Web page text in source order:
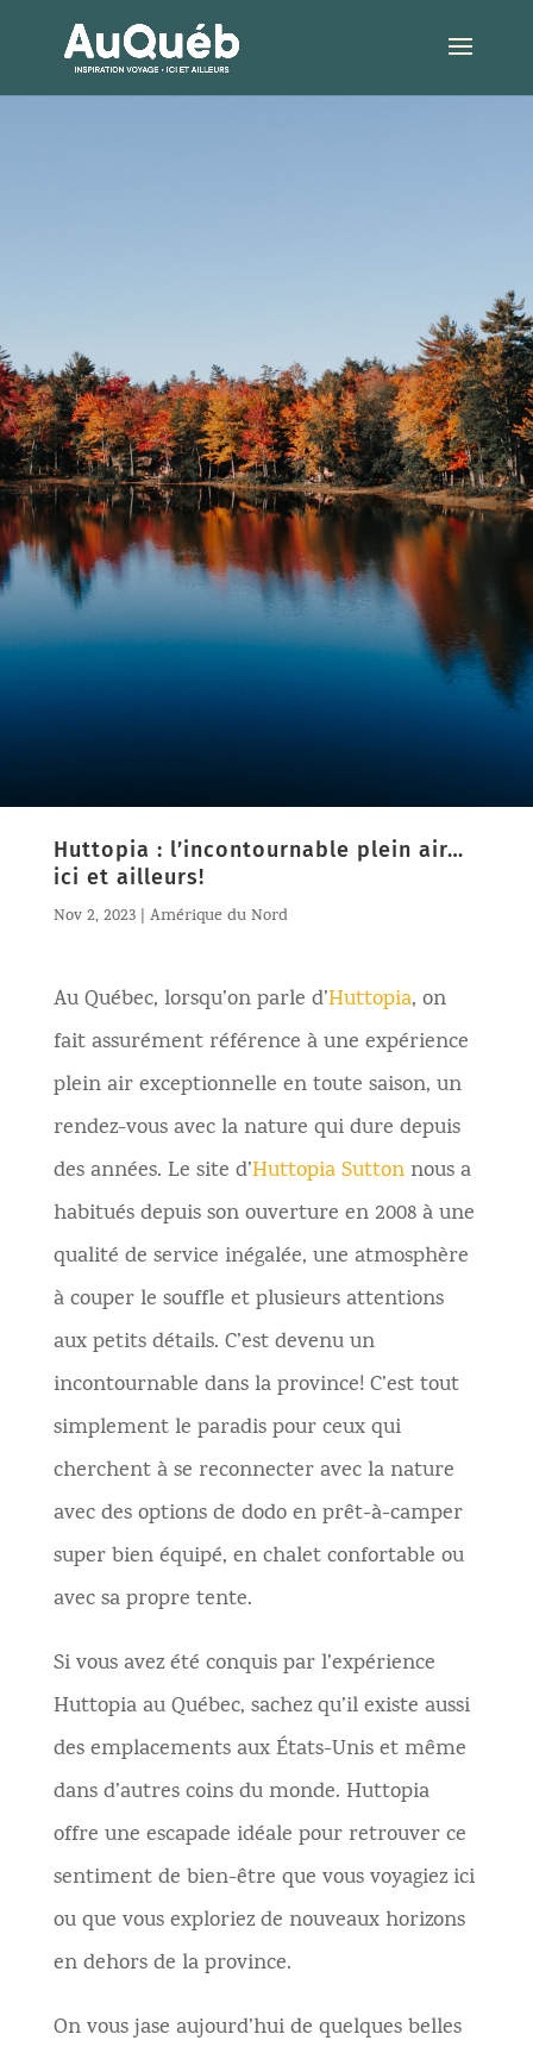
Huttopia : l’incontournable plein air…
ici et ailleurs!
Nov 2, 2023| Amérique du Nord
Au Québec, lorsqu’on parle d’Huttopia, on
fait assurément référence à une expérience
plein air exceptionnelle en toute saison, un
rendez-vous avec la nature qui dure depuis
des années. Le site d’Huttopia Suttonnous a
habitués depuis son ouverture en 2008 à une
qualité de service inégalée, une atmosphère
à couper le souffle et plusieurs attentions
aux petits détails. C’est devenu un
incontournable dans la province! C’est tout
simplement le paradis pour ceux qui
cherchent à se reconnecter avec la nature
avec des options de dodo en prêt-à-camper
super bien équipé, en chalet confortable ou
avec sa propre tente.
Si vous avez été conquis par l’expérience
Huttopia au Québec, sachez qu’il existe aussi
des emplacements aux États-Unis et même
dans d’autres coins du monde. Huttopia
offre une escapade idéale pour retrouver ce
sentiment de bien-être que vous voyagiez ici
ou que vous exploriez de nouveaux horizons
en dehors de la province.
On vous jase aujourd’hui de quelques belles